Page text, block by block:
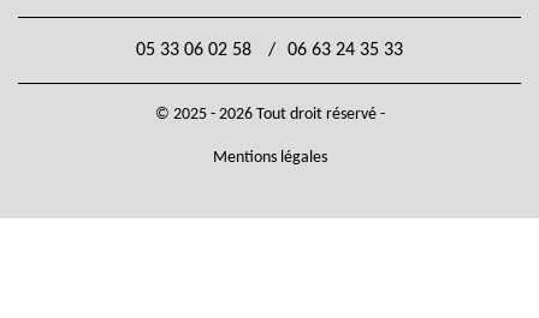
05 33 06 02 58 / 06 63 24 35 33
© 2025 - 2026 Tout droit réservé -
Mentions légales